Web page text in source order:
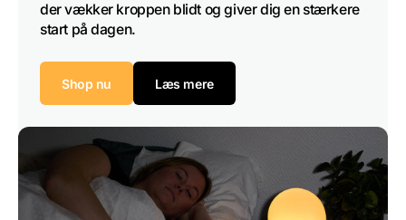
der vækker kroppen blidt og giver dig en stærkere
start på dagen.
Shop nu Læs mere